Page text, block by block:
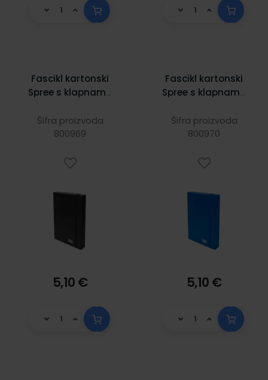
Fascikl kartonski
Spree s klapnama
245X325X50 mm,
crni
Šifra proizvoda
800969
5,10 €
Fascikl kartonski
Spree s klapnama
245x325x50 mm,
plavi
Šifra proizvoda
800970
5,10 €